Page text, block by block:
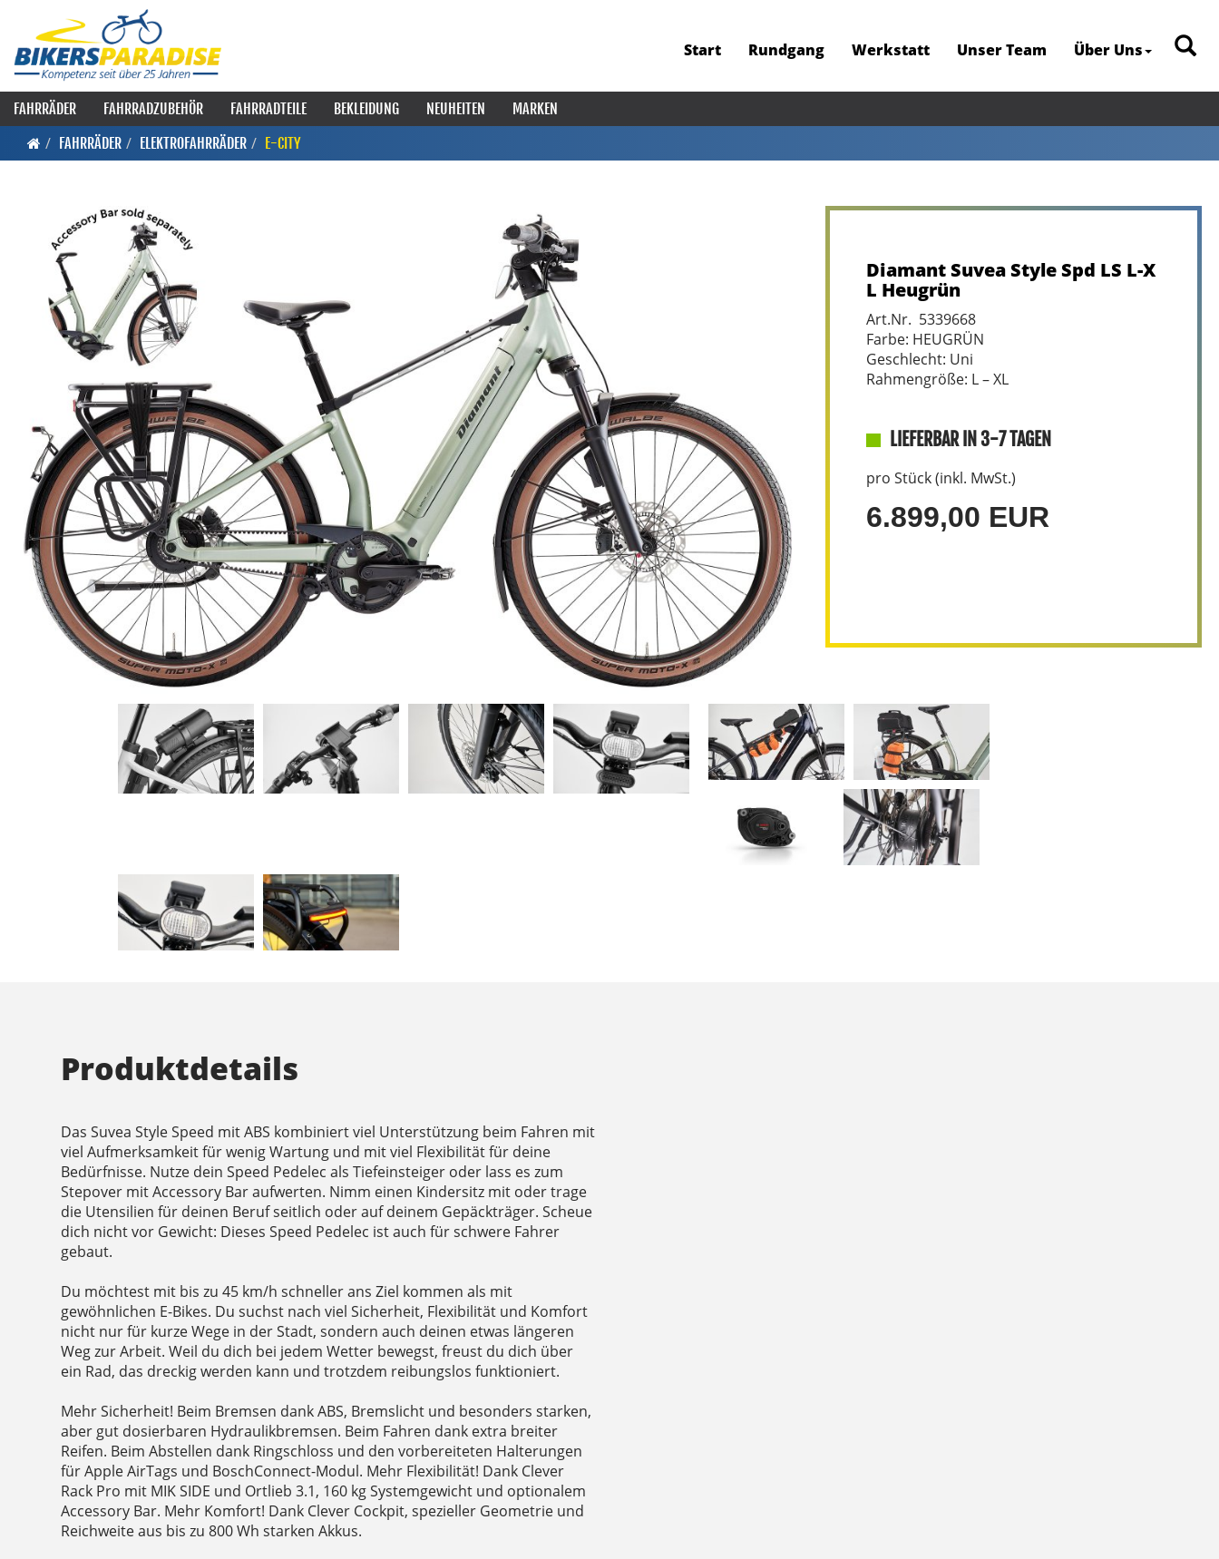
Start Rundgang Werkstatt Unser Team Über Uns
FAHRRÄDER FAHRRADZUBEHÖR FAHRRADTEILE BEKLEIDUNG NEUHEITEN
MARKEN
FAHRRÄDER
ELEKTROFAHRRÄDER E-CITY
Diamant Suvea Style Spd LS L-X
L Heugrün
Art.Nr. 5339668
Farbe: HEUGRÜN
Geschlecht: Uni
Rahmengröße: L – XL
LIEFERBAR IN 3-7 TAGEN
pro Stück (inkl. MwSt.)
6.899,00 EUR
Produktdetails
Das Suvea Style Speed mit ABS kombiniert viel Unterstützung beim Fahren mit
viel Aufmerksamkeit für wenig Wartung und mit viel Flexibilität für deine
Bedürfnisse. Nutze dein Speed Pedelec als Tiefeinsteiger oder lass es zum
Stepover mit Accessory Bar aufwerten. Nimm einen Kindersitz mit oder trage
die Utensilien für deinen Beruf seitlich oder auf deinem Gepäckträger. Scheue
dich nicht vor Gewicht: Dieses Speed Pedelec ist auch für schwere Fahrer
gebaut.
Du möchtest mit bis zu 45 km/h schneller ans Ziel kommen als mit
gewöhnlichen E-Bikes. Du suchst nach viel Sicherheit, Flexibilität und Komfort
nicht nur für kurze Wege in der Stadt, sondern auch deinen etwas längeren
Weg zur Arbeit. Weil du dich bei jedem Wetter bewegst, freust du dich über
ein Rad, das dreckig werden kann und trotzdem reibungslos funktioniert.
Mehr Sicherheit! Beim Bremsen dank ABS, Bremslicht und besonders starken,
aber gut dosierbaren Hydraulikbremsen. Beim Fahren dank extra breiter
Reifen. Beim Abstellen dank Ringschloss und den vorbereiteten Halterungen
für Apple AirTags und BoschConnect-Modul. Mehr Flexibilität! Dank Clever
Rack Pro mit MIK SIDE und Ortlieb 3.1, 160 kg Systemgewicht und optionalem
Accessory Bar. Mehr Komfort! Dank Clever Cockpit, spezieller Geometrie und
Reichweite aus bis zu 800 Wh starken Akkus.